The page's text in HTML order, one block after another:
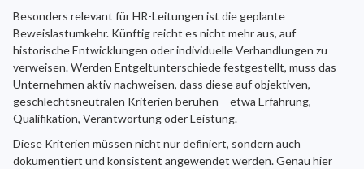
Besonders relevant für HR-Leitungen ist die geplante
Beweislastumkehr. Künftig reicht es nicht mehr aus, auf
historische Entwicklungen oder individuelle Verhandlungen zu
verweisen. Werden Entgeltunterschiede festgestellt, muss das
Unternehmen aktiv nachweisen, dass diese auf objektiven,
geschlechtsneutralen Kriterien beruhen – etwa Erfahrung,
Qualifikation, Verantwortung oder Leistung.
Diese Kriterien müssen nicht nur definiert, sondern auch
dokumentiert und konsistent angewendet werden. Genau hier